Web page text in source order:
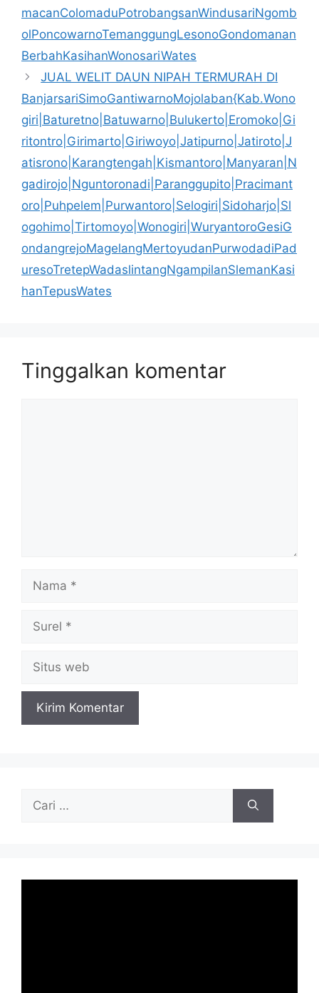
macanColomaduPotrobangsanWindusariNgomb
olPoncowarnoTemanggungLesonoGondomanan
BerbahKasihanWonosariWates
JUAL WELIT DAUN NIPAH TERMURAH DI
BanjarsariSimoGantiwarnoMojolaban{Kab.Wono
giri|Baturetno|Batuwarno|Bulukerto|Eromoko|Gi
ritontro|Girimarto|Giriwoyo|Jatipurno|Jatiroto|J
atisrono|Karangtengah|Kismantoro|Manyaran|N
gadirojo|Nguntoronadi|Paranggupito|Pracimant
oro|Puhpelem|Purwantoro|Selogiri|Sidoharjo|Sl
ogohimo|Tirtomoyo|Wonogiri|WuryantoroGesiG
ondangrejoMagelangMertoyudanPurwodadiPad
uresoTretepWadaslintangNgampilanSlemanKasi
hanTepusWates
Tinggalkan komentar
Nama
Surel
Situs
web
Cari